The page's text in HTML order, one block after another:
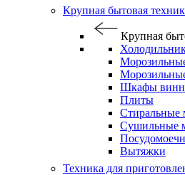
Крупная бытовая
Крупная
Шкафы
Плиты
Сушильные
Вытяжки
Техника для